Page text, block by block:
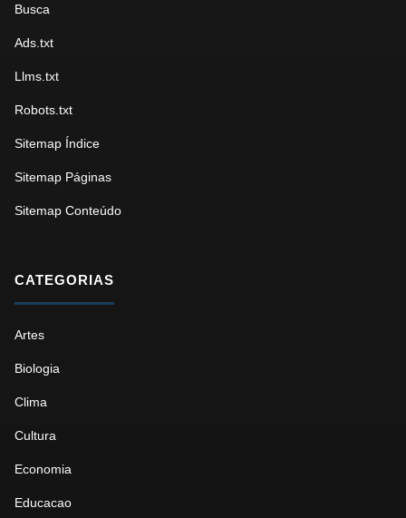
Busca
Ads.txt
Llms.txt
Robots.txt
Sitemap Índice
Sitemap Páginas
Sitemap Conteúdo
CATEGORIAS
Artes
Biologia
Clima
Cultura
Economia
Educacao